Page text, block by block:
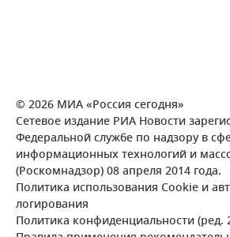
© 2026 МИА «Россия сегодня»
Сетевое издание РИА Новости
Федеральной службе по надзору в
информационных технологий и
(Роскомнадзор) 08 апреля 2014 года.
Политика использования Cookie и
логирования
Политика конфиденциальности (ред.